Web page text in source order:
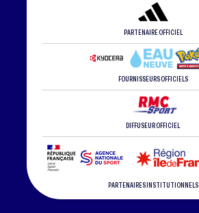
PARTENAIRE OFFICIEL
FOURNISSEURS OFFICIELS
DIFFUSEUR OFFICIEL
PARTENAIRES INSTITUTIONNELS